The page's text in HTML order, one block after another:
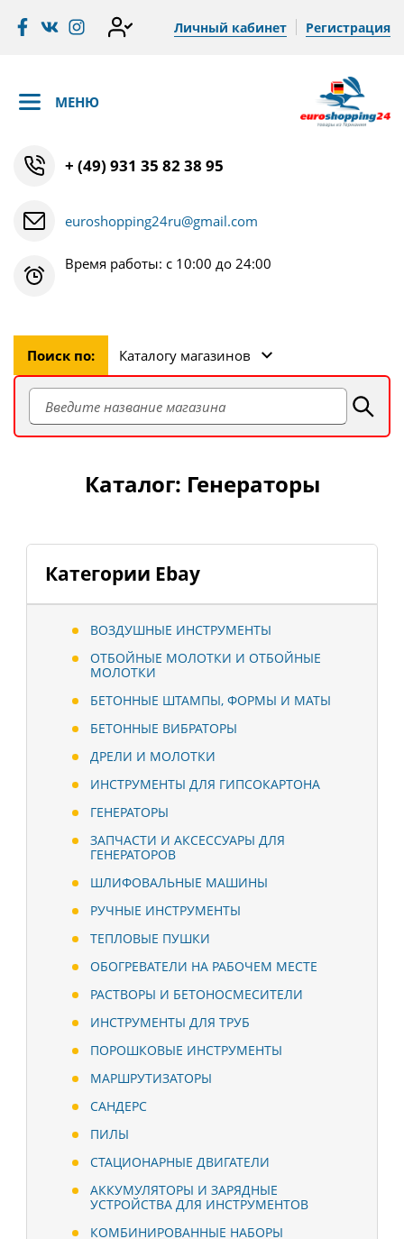
Личный кабинет Регистрация
МЕНЮ
+ (49) 931 35 82 38 95
euroshopping24ru@gmail.com
Время работы: с 10:00 до 24:00
Поиск по: Каталогу магазинов
Категории Ebay
ВОЗДУШНЫЕ ИНСТРУМЕНТЫ
ОТБОЙНЫЕ МОЛОТКИ И ОТБОЙНЫЕ
МОЛОТКИ
БЕТОННЫЕ ШТАМПЫ, ФОРМЫ И МАТЫ
БЕТОННЫЕ ВИБРАТОРЫ
ДРЕЛИ И МОЛОТКИ
ИНСТРУМЕНТЫ ДЛЯ ГИПСОКАРТОНА
ГЕНЕРАТОРЫ
ЗАПЧАСТИ И АКСЕССУАРЫ ДЛЯ
ГЕНЕРАТОРОВ
ШЛИФОВАЛЬНЫЕ МАШИНЫ
РУЧНЫЕ ИНСТРУМЕНТЫ
ТЕПЛОВЫЕ ПУШКИ
ОБОГРЕВАТЕЛИ НА РАБОЧЕМ МЕСТЕ
РАСТВОРЫ И БЕТОНОСМЕСИТЕЛИ
ИНСТРУМЕНТЫ ДЛЯ ТРУБ
ПОРОШКОВЫЕ ИНСТРУМЕНТЫ
МАРШРУТИЗАТОРЫ
САНДЕРС
ПИЛЫ
СТАЦИОНАРНЫЕ ДВИГАТЕЛИ
АККУМУЛЯТОРЫ И ЗАРЯДНЫЕ
УСТРОЙСТВА ДЛЯ ИНСТРУМЕНТОВ
КОМБИНИРОВАННЫЕ НАБОРЫ
Каталог: Генераторы